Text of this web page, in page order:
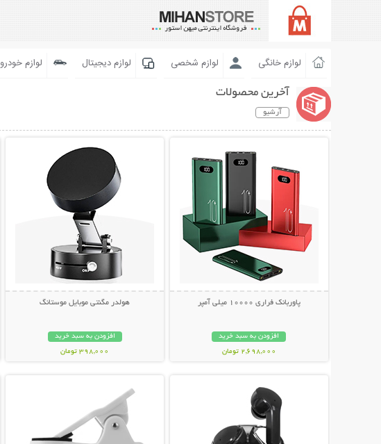
لوازم خانگی لوازم شخصی لوازم دیجیتال لوازم خودرو
آخرین محصولات
آرشیو
پاوربانک فراری 10000 میلی آمپر
افزودن به سبد خرید
2,698,000 تومان
هولدر مگنتی موبایل موستانگ
افزودن به سبد خرید
398,000 تومان